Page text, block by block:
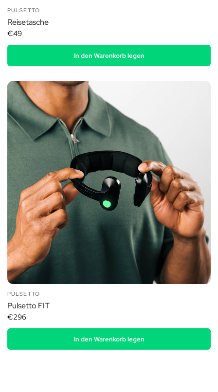
PULSETTO
Reisetasche
€49
In den Warenkorb legen
PULSETTO
Pulsetto FIT
€296
In den Warenkorb legen